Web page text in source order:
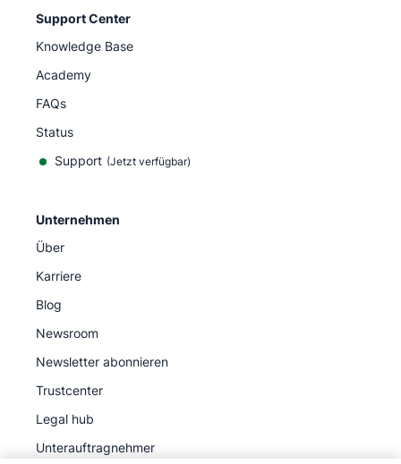
Support Center
Knowledge Base
Academy
FAQs
Status
Support (Jetzt verfügbar)
Unternehmen
Über
Karriere
Blog
Newsroom
Newsletter abonnieren
Trustcenter
Legal hub
Unterauftragnehmer